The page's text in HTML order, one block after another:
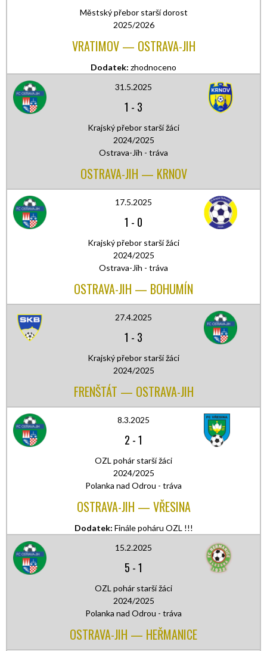
Městský přebor starší dorost
2025/2026
VRATIMOV — OSTRAVA-JIH
Dodatek: zhodnoceno
31.5.2025
1 - 3
Krajský přebor starší žáci
2024/2025
Ostrava-Jih - tráva
OSTRAVA-JIH — KRNOV
17.5.2025
1 - 0
Krajský přebor starší žáci
2024/2025
Ostrava-Jih - tráva
OSTRAVA-JIH — BOHUMÍN
27.4.2025
1 - 3
Krajský přebor starší žáci
2024/2025
FRENŠTÁT — OSTRAVA-JIH
8.3.2025
2 -1
OZL pohár starší žáci
2024/2025
Polanka nad Odrou - tráva
OSTRAVA-JIH — VŘESINA
Dodatek: Finále poháru OZL !!!
15.2.2025
5 -1
OZL pohár starší žáci
2024/2025
Polanka nad Odrou - tráva
OSTRAVA-JIH — HEŘMANICE